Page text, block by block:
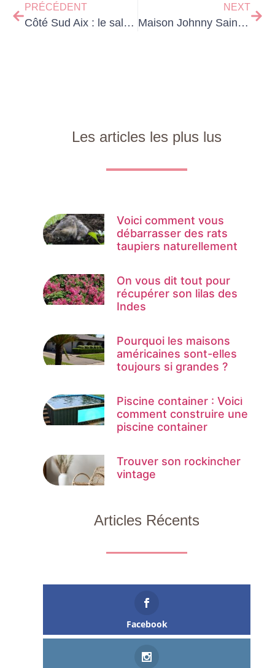
PRÉCÉDENT
Côté Sud Aix : le salon vaut-il vraiment le déplacement en famille ?
NEXT
Maison Johnny Saint Barth : la villa, les tarifs et la disponibilité ?
Les articles les plus lus
Voici comment vous
débarrasser des rats
taupiers naturellement
On vous dit tout pour
récupérer son lilas des
Indes
Pourquoi les maisons
américaines sont-elles
toujours si grandes ?
Piscine container : Voici
comment construire une
piscine container
Trouver son rockincher
vintage
Articles Récents
Facebook